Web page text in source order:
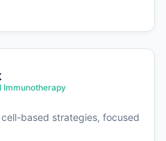
Immunotherapy
based strategies, focused